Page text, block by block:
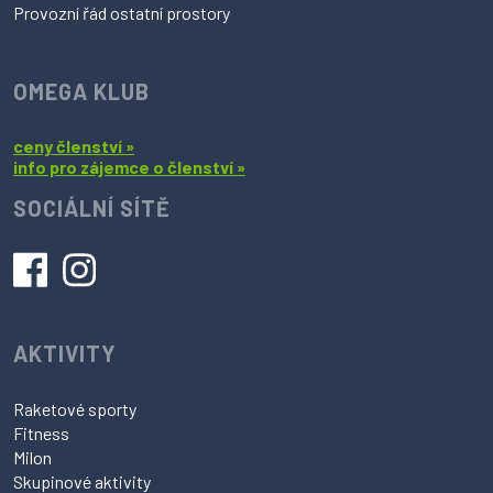
Provozní řád ostatní prostory
OMEGA KLUB
ceny členství »
info pro zájemce o členství »
SOCIÁLNÍ SÍTĚ
AKTIVITY
Raketové sporty
Fitness
Milon
Skupinové aktivity